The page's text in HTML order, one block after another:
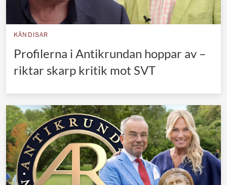
Thailändska kungahuset
Marockanska kungahuset
KÄNDISAR
Profilerna i Antikrundan hoppar av –
riktar skarp kritik mot SVT